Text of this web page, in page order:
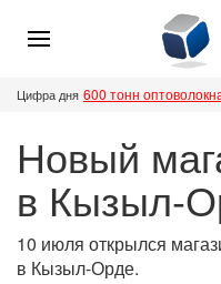
Цифра дня 600 тонн
Новый
в Кызыл-
10 июля открылся
в Кызыл-Орде.